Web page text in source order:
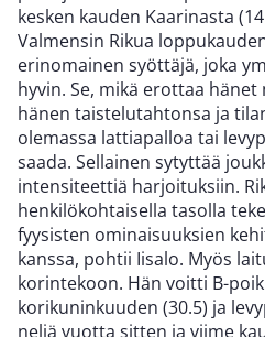
kesken kauden Kaarinasta
Valmensin Rikua
erinomainen syöttäjä, joka
hyvin. Se, mikä erottaa
hänen taistelutahtonsa ja
olemassa lattiapalloa tai
saada. Sellainen sytyttää
intensiteettiä harjoituksiin.
henkilökohtaisella tasolla
fyysisten ominaisuuksien
kanssa, pohtii Iisalo. Myös
korintekoon. Hän voitti B-
korikuninkuuden (30.5) ja
neljä vuotta sitten ja viime